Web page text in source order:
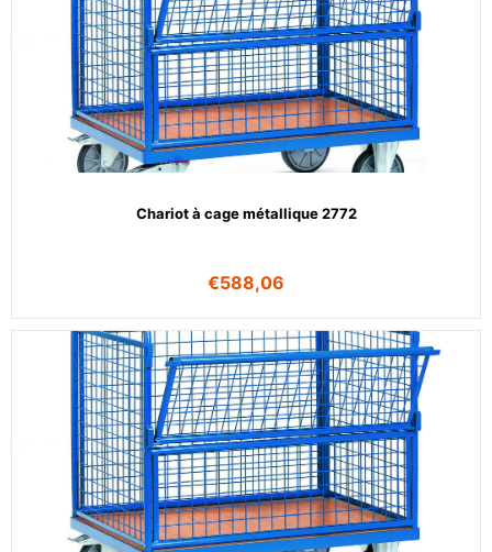
Chariot à cage métallique 2772
€588,06